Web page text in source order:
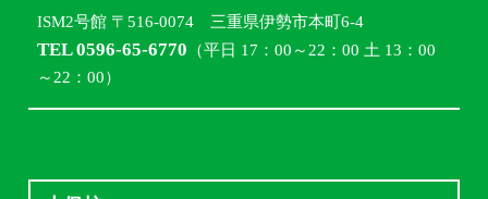
ISM2号館 〒516-0074 三重県伊勢市本町6-4
TEL 0596-65-6770 （平日 17：00～22：00 土 13：00
～22：00）